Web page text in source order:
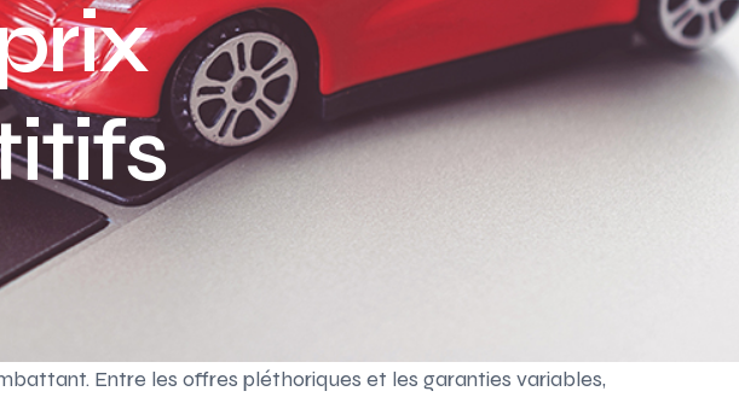
Assurance auto Toulouse
Assurance auto Lyon
Assurance auto Marseille
Entre les offres pléthoriques et les garanties variables,